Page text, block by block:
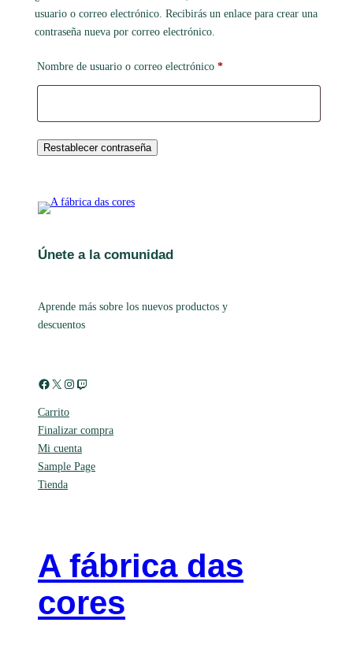
usuario o correo electrónico. Recibirás un enlace para crear una
contraseña nueva por correo electrónico.
Nombre de usuario o correo electrónico *Obligatorio
Restablecer contraseña
Únete a la comunidad
Aprende más sobre los nuevos productos y
descuentos
Facebook X Instagram Twitch
Carrito
Finalizar compra
Mi cuenta
Sample Page
Tienda
A fábrica das
cores